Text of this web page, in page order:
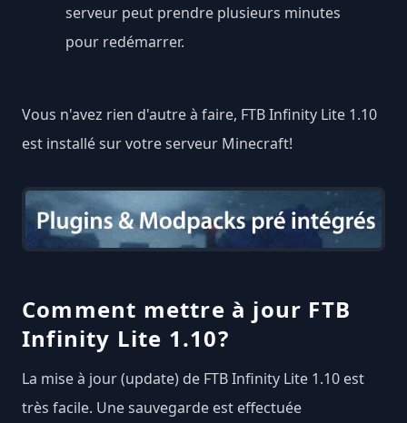
serveur peut prendre plusieurs minutes
pour redémarrer.
Vous n'avez rien d'autre à faire, FTB Infinity Lite 1.10
est installé sur votre serveur Minecraft!
Comment mettre à jour FTB
Infinity Lite 1.10?
La mise à jour (update) de FTB Infinity Lite 1.10 est
très facile. Une sauvegarde est effectuée